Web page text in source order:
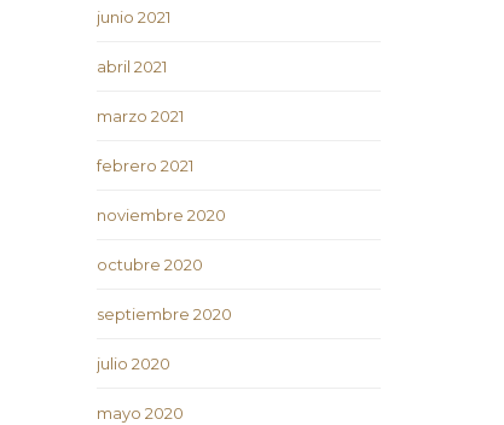
junio 2021
abril 2021
marzo 2021
febrero 2021
noviembre 2020
octubre 2020
septiembre 2020
julio 2020
mayo 2020